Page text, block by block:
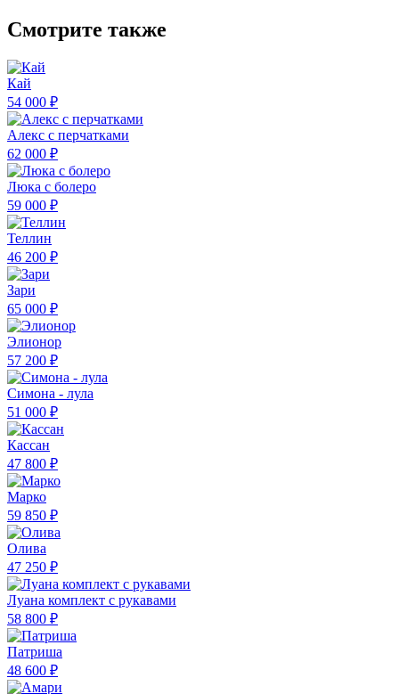
Смотрите также
Кай
54 000 ₽
Алекс с перчатками
62 000 ₽
Люка с болеро
59 000 ₽
Теллин
46 200 ₽
Зари
65 000 ₽
Элионор
57 200 ₽
Симона - лула
51 000 ₽
Кассан
47 800 ₽
Марко
59 850 ₽
Олива
47 250 ₽
Луана комплект с рукавами
58 800 ₽
Патриша
48 600 ₽